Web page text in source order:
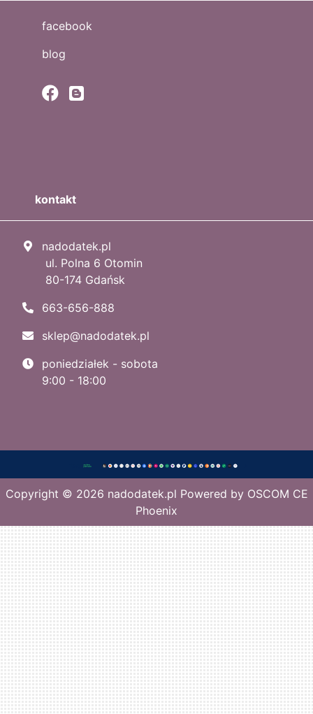
facebook
blog
kontakt
nadodatek.pl
ul. Polna 6 Otomin
80-174 Gdańsk
663-656-888
sklep@nadodatek.pl
poniedziałek - sobota
9:00 - 18:00
Copyright © 2026 nadodatek.pl Powered by OSCOM CE
Phoenix